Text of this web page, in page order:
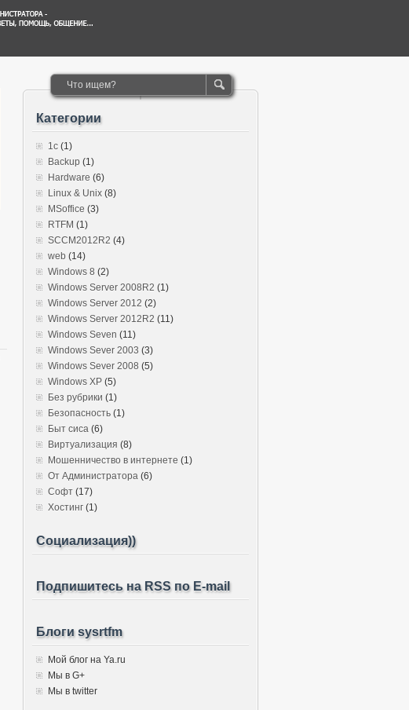
Категории
1c (1)
Backup (1)
Hardware (6)
Linux & Unix (8)
MSoffice (3)
RTFM (1)
SCCM2012R2 (4)
web (14)
Windows 8 (2)
Windows Server 2008R2 (1)
Windows Server 2012 (2)
Windows Server 2012R2 (11)
Windows Seven (11)
Windows Sever 2003 (3)
Windows Sever 2008 (5)
Windows XP (5)
Без рубрики (1)
Безопасность (1)
Быт сиса (6)
Виртуализация (8)
Мошенничество в интернете (1)
От Администратора (6)
Софт (17)
Хостинг (1)
Социализация))
Подпишитесь на RSS по E-mail
Блоги sysrtfm
Мой блог на Ya.ru
Мы в G+
Мы в twitter